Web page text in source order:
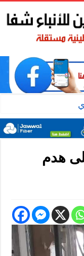
هدم